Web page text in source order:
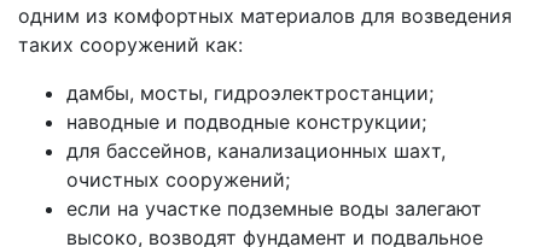
одним из комфортных материалов для возведения
таких сооружений как:
дамбы, мосты, гидроэлектростанции;
наводные и подводные конструкции;
для бассейнов, канализационных шахт,
очистных сооружений;
если на участке подземные воды залегают
высоко, возводят фундамент и подвальное